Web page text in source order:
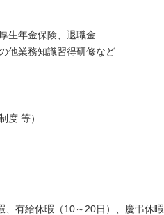
生年金保険、退職金
他業務知識習得研修など
度 等）
有給休暇（10～20日）、慶弔休暇